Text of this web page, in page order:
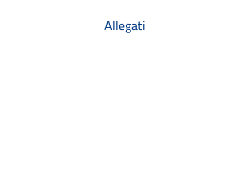
Allegati